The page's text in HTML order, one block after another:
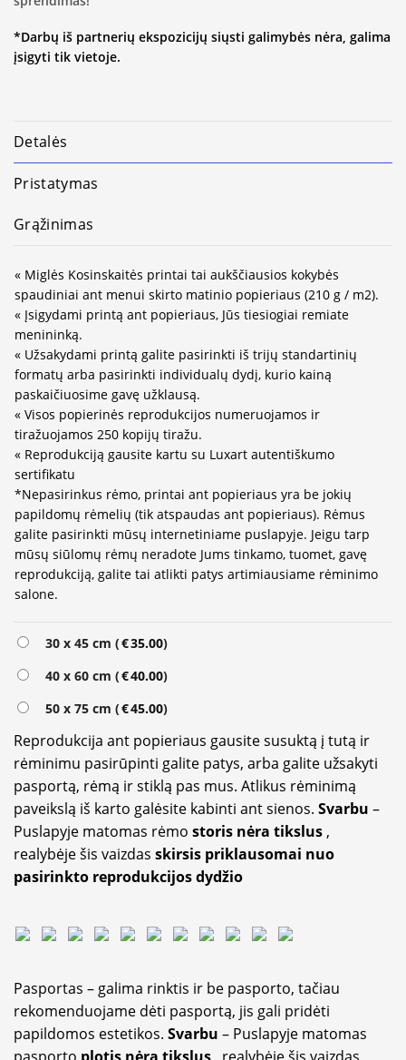
*Darbų iš partnerių ekspozicijų siųsti galimybės nėra, galima
įsigyti tik vietoje.
Detalės
Pristatymas
Grąžinimas
« Miglės Kosinskaitės printai tai aukščiausios kokybės
spaudiniai ant menui skirto matinio popieriaus (210 g / m2).
« Įsigydami printą ant popieriaus, Jūs tiesiogiai remiate
menininką.
« Užsakydami printą galite pasirinkti iš trijų standartinių
formatų arba pasirinkti individualų dydį, kurio kainą
paskaičiuosime gavę užklausą.
« Visos popierinės reprodukcijos numeruojamos ir
tiražuojamos 250 kopijų tiražu.
« Reprodukciją gausite kartu su Luxart autentiškumo
sertifikatu
*Nepasirinkus rėmo, printai ant popieriaus yra be jokių
papildomų rėmelių (tik atspaudas ant popieriaus). Rėmus
galite pasirinkti mūsų internetiniame puslapyje. Jeigu tarp
mūsų siūlomų rėmų neradote Jums tinkamo, tuomet, gavę
reprodukciją, galite tai atlikti patys artimiausiame rėminimo
salone.
30 x 45 cm (€35.00)
40 x 60 cm (€40.00)
50 x 75 cm (€45.00)
Reprodukcija ant popieriaus gausite susuktą į tutą ir
rėminimu pasirūpinti galite patys, arba galite užsakyti
pasportą, rėmą ir stiklą pas mus. Atlikus rėminimą
paveikslą iš karto galėsite kabinti ant sienos. Svarbu –
Puslapyje matomas rėmo storis nėra tikslus ,
realybėje šis vaizdas skirsis priklausomai nuo
pasirinkto reprodukcijos dydžio
Pasportas – galima rinktis ir be pasporto, tačiau
rekomenduojame dėti pasportą, jis gali pridėti
papildomos estetikos. Svarbu – Puslapyje matomas
Alternative: